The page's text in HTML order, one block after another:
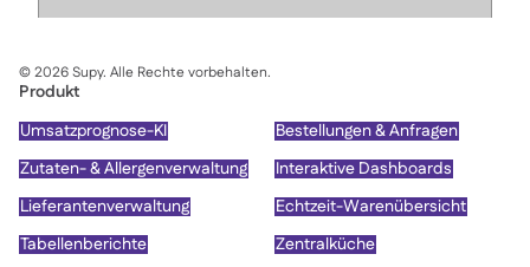
Produkt
Umsatzprognose-KI
Bestellungen & Anfragen
Zutaten- & Allergenverwaltung
Interaktive Dashboards
Lieferantenverwaltung
Echtzeit-Warenübersicht
Tabellenberichte
Zentralküche
©2026Supy. Alle Rechte vorbehalten.